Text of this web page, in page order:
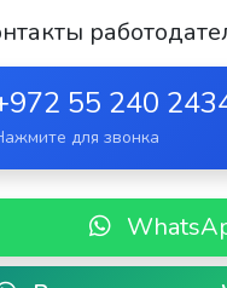
55 240
для звонка